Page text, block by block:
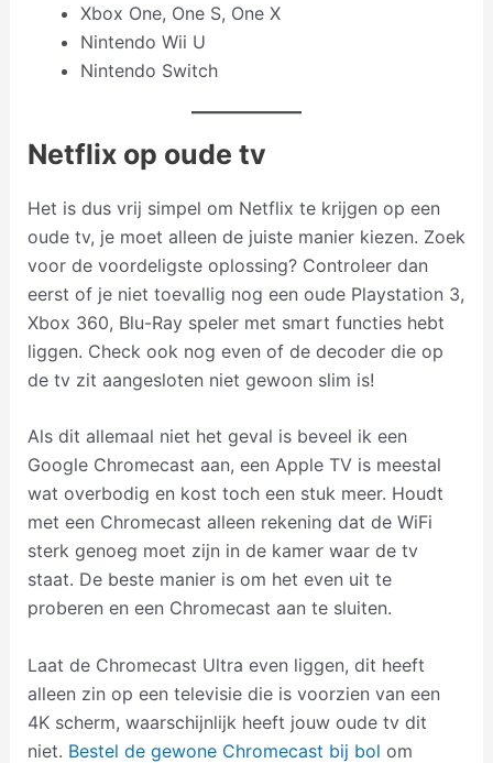
Xbox One, One S, One X
Nintendo Wii U
Nintendo Switch
Netflix op oude tv
Het is dus vrij simpel om Netflix te krijgen op een
oude tv, je moet alleen de juiste manier kiezen. Zoek
voor de voordeligste oplossing? Controleer dan
eerst of je niet toevallig nog een oude Playstation 3,
Xbox 360, Blu-Ray speler met smart functies hebt
liggen. Check ook nog even of de decoder die op
de tv zit aangesloten niet gewoon slim is!
Als dit allemaal niet het geval is beveel ik een
Google Chromecast aan, een Apple TV is meestal
wat overbodig en kost toch een stuk meer. Houdt
met een Chromecast alleen rekening dat de WiFi
sterk genoeg moet zijn in de kamer waar de tv
staat. De beste manier is om het even uit te
proberen en een Chromecast aan te sluiten.
Laat de Chromecast Ultra even liggen, dit heeft
alleen zin op een televisie die is voorzien van een
4K scherm, waarschijnlijk heeft jouw oude tv dit
niet. Bestel de gewone Chromecast bij bol om